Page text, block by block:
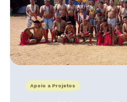
Apoio a Projetos